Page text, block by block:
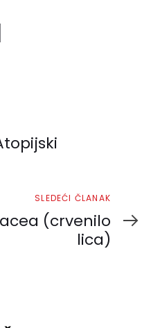
SLEDEĆI ČLANAK
(crvenilo
lica)